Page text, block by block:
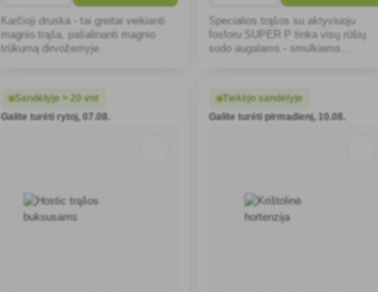
Karčioji druska - tai greitai veikianti
magnio trąša, pašalinanti magnio
trūkumą dirvožemyje.
Specialios trąšos su aktyviuoju
fosforu SUPER P tinka visų rūšių
sodo augalams - smulkiems
Sandėlyje > 20 vnt
Galite turėti rytoj, 07.08.
Tiekėjo sandėlyje
Galite turėti pirmadienį, 10.08.